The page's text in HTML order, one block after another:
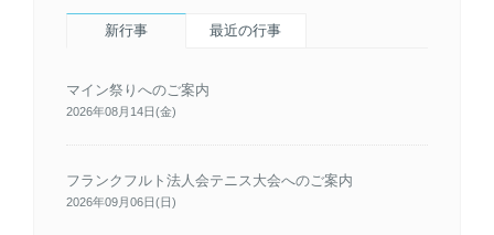
新行事 最近の行事
マイン祭りへのご案内
2026年08月14日(金)
フランクフルト法人会テニス大会へのご案内
2026年09月06日(日)